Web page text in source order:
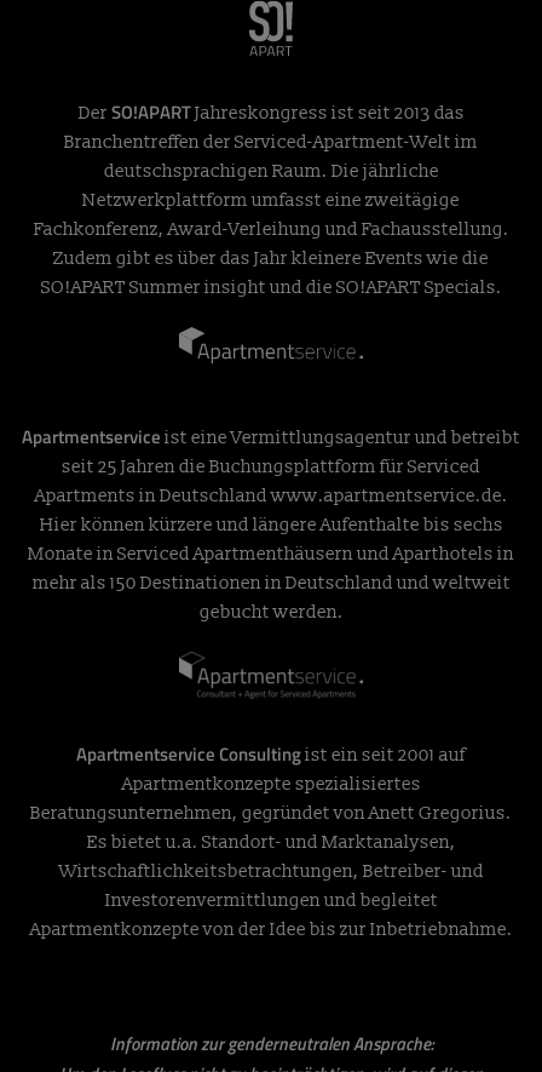
Der SO!APARTJahreskongress ist seit 2013 das
Branchentreffen der Serviced-Apartment-Welt im
deutschsprachigen Raum. Die jährliche
Netzwerkplattform umfasst eine zweitägige
Fachkonferenz, Award-Verleihung und Fachausstellung.
Zudem gibt es über das Jahr kleinere Events wie die
SO!APART Summer insight und die SO!APART Specials.
Apartmentservice ist eine Vermittlungsagentur und betreibt
seit 25 Jahren die Buchungsplattform für Serviced
Apartments in Deutschlandwww.apartmentservice.de.
Hier können kürzere und längere Aufenthalte bis sechs
Monate in Serviced Apartmenthäusern und Aparthotels in
mehr als 150 Destinationen in Deutschland und weltweit
gebucht werden.
Apartmentservice Consultingist ein seit 2001 auf
Apartmentkonzepte spezialisiertes
Beratungsunternehmen, gegründet von Anett Gregorius.
Es bietet u.a. Standort- und Marktanalysen,
Wirtschaftlichkeitsbetrachtungen, Betreiber- und
Investorenvermittlungen und begleitet
Apartmentkonzepte von der Idee bis zur Inbetriebnahme.
Information zur genderneutralen Ansprache: